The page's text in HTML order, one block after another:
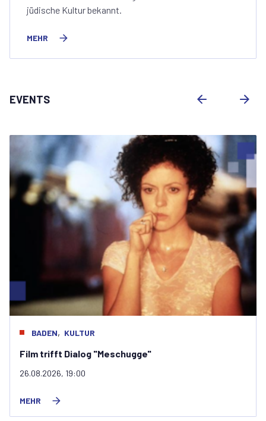
jüdische Kultur bekannt.
MEHR
EVENTS
KULTUR
Jüdisches Neujahrskonzert 2026
08.09.2026, 19:30
MEHR